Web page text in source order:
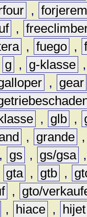
,
,
, fuego ,
g , g-klasse
,
gear
, glb ,
, grande
, gs , gs/gsa
gta , gtb ,
,
gto/
, hiace ,
hijet